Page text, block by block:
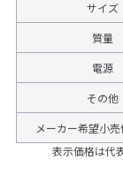
サイズ
質量
電源
その他
メーカー希望小
表示価格は代